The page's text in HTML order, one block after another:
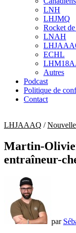
sub
menu
LNH
LHJMQ
Rocket
LNAH
ECHL
Autres
Podcast
Politique de
Contact
LHJAAAQ /
Martin-
entraîneur-
par